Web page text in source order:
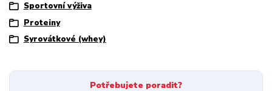
Sportovní výživa
Proteiny
Syrovátkové (whey)
Potřebujete poradit?